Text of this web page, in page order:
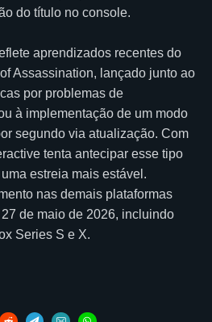
do título no console.
aprendizados recentes do
Assassination, lançado junto ao
por problemas de
à implementação de um modo
segundo via atualização. Com
tenta antecipar esse tipo
estreia mais estável.
nas demais plataformas
de maio de 2026, incluindo
Series S e X.